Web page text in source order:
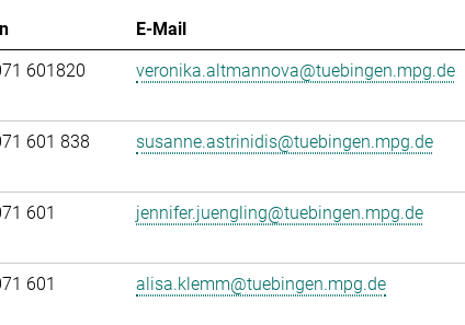
E-Mail
601820 veronika.altmannova@tuebingen.mpg.de
601 838 susanne.astrinidis@tuebingen.mpg.de
601 jennifer.juengling@tuebingen.mpg.de
601 alisa.klemm@tuebingen.mpg.de